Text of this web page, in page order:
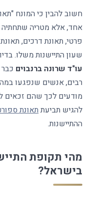
חשוב להבין כי המונח
אחד, אלא מטריה שתחתיה
פרטי, תאונת דרכים,
שעון התיישנות משלו.
עו"ד שרונה ברנבוים
רבים, אנשים שנפגעו
מודעים לכך שהם זכאים
להגיש תביעתתאונת
ההתיישנות.
מהי תקופת
בישראל?